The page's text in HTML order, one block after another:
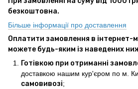
безкоштовна.
Більше інформації про доставлення
Оплатити замовлення в інтернет-
можете будь-яким із наведених
Готівкою при отриманні
доставкою нашим кур'єром по м.
самовивозі;